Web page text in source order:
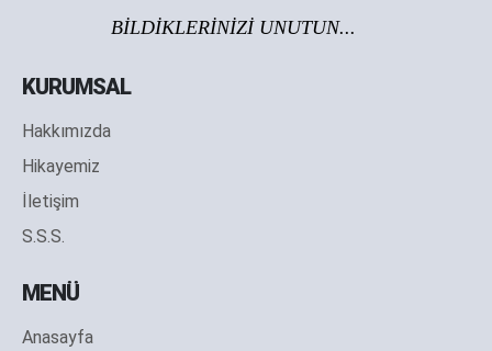
BİLDİKLERİNİZİ UNUTUN...
KURUMSAL
Hakkımızda
Hikayemiz
İletişim
S.S.S.
MENÜ
Anasayfa